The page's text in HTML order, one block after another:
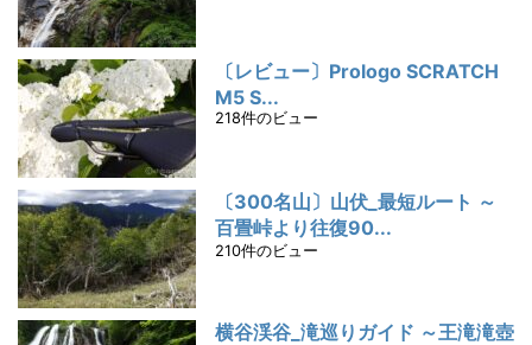
〔レビュー〕Prologo SCRATCH
M5 S...
218件のビュー
〔300名山〕山伏_最短ルート ～
百畳峠より往復90...
210件のビュー
横谷渓谷_滝巡りガイド ～王滝滝壺